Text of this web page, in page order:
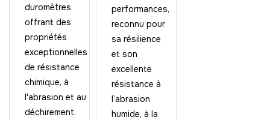
duromètres
offrant des
propriétés
exceptionnelles
de résistance
chimique, à
l'abrasion et au
déchirement.
performances,
reconnu pour
sa résilience
et son
excellente
résistance à
l’abrasion
humide, à la